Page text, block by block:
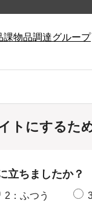
課物品調達グループ
トにするた
立ちましたか？
2：ふつう